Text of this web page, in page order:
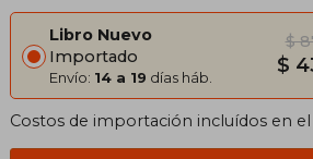
Libro Nuevo
Importado
Envío: 14 a 19 días háb.
$
$
Costos de importación incluídos en el